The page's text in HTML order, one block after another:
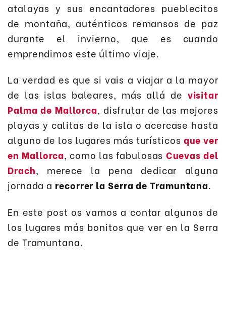
atalayas y sus encantadores pueblecitos
de montaña, auténticos remansos de paz
durante el invierno, que es cuando
emprendimos este último viaje.
La verdad es que si vais a viajar a la mayor
de las islas baleares, más allá de visitar
Palma de Mallorca, disfrutar de las mejores
playas y calitas de la isla o acercase hasta
alguno de los lugares más turísticos que ver
en Mallorca, como las fabulosas Cuevas del
Drach, merece la pena dedicar alguna
jornada a recorrer la Serra de Tramuntana.
En este post os vamos a contar algunos de
los lugares más bonitos que ver en la Serra
de Tramuntana.